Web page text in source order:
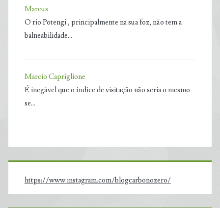
Marcus
O rio Potengi , principalmente na sua foz, não tem a
balneabilidade…
Marcio Capriglione
É inegável que o índice de visitação não seria o mesmo
se…
https://www.instagram.com/blogcarbonozero/